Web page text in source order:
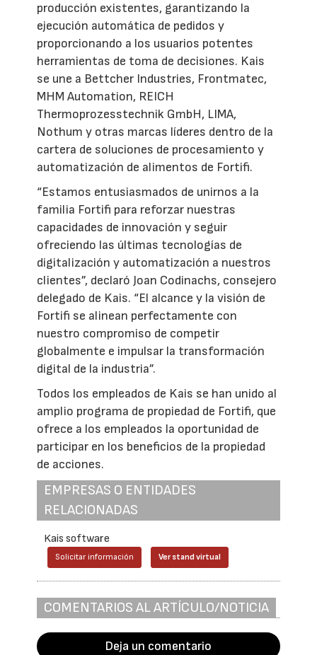
producción existentes, garantizando la
ejecución automática de pedidos y
proporcionando a los usuarios potentes
herramientas de toma de decisiones. Kais
se une a Bettcher Industries, Frontmatec,
MHM Automation, REICH
Thermoprozesstechnik GmbH, LIMA,
Nothum y otras marcas líderes dentro de la
cartera de soluciones de procesamiento y
automatización de alimentos de Fortifi.
“Estamos entusiasmados de unirnos a la
familia Fortifi para reforzar nuestras
capacidades de innovación y seguir
ofreciendo las últimas tecnologías de
digitalización y automatización a nuestros
clientes”, declaró Joan Codinachs, consejero
delegado de Kais. “El alcance y la visión de
Fortifi se alinean perfectamente con
nuestro compromiso de competir
globalmente e impulsar la transformación
digital de la industria”.
Todos los empleados de Kais se han unido al
amplio programa de propiedad de Fortifi, que
ofrece a los empleados la oportunidad de
participar en los beneficios de la propiedad
de acciones.
EMPRESAS O ENTIDADES
RELACIONADAS
Kais software
Solicitar información Ver stand virtual
COMENTARIOS AL ARTÍCULO/NOTICIA
Deja un comentario